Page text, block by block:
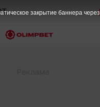
закрытие баннера через